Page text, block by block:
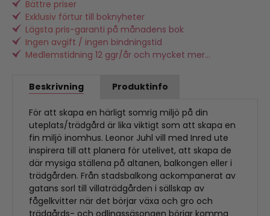
Bättre priser
Exklusiv förtur till boknyheter
Lägsta pris-garanti på månadens bok
Ingen avgift / ingen bindningstid
Medlemstidning 12 ggr/år och mycket mer...
Beskrivning Produktinfo
För att skapa en härligt somrig miljö på din
uteplats/trädgård är lika viktigt som att skapa en
fin miljö inomhus. Leonor Juhl vill med Inred ute
inspirera till att planera för utelivet, att skapa de
där mysiga ställena på altanen, balkongen eller i
trädgården. Från stadsbalkong ackompanerat av
gatans sorl till villaträdgården i sällskap av
fågelkvitter när det börjar växa och gro och
trädgårds- och odlingssäsongen börjar komma